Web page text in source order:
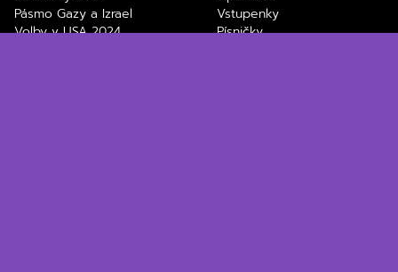
Pásmo Gazy a Izrael
Volby v USA 2024
Vstupenky
Písničky